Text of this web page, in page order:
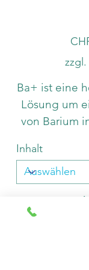
Preis
zzgl.
Ba+ ist eine
Lösung um
von Barium
die
Modern
Inhalt